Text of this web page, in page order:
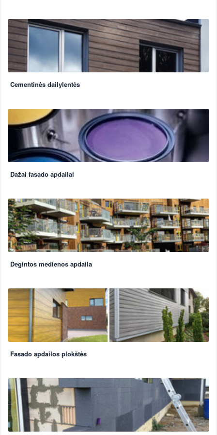
Cementinės dailylentės
Dažai fasado apdailai
Degintos medienos apdaila
Fasado apdailos plokštės